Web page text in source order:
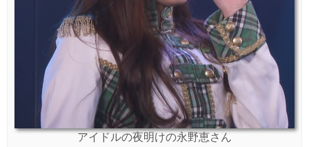
アイドルの夜明けの永野恵さん